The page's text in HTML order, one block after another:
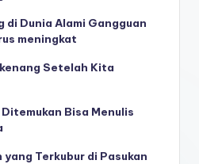
di Dunia Alami Gangguan
meningkat
Setelah Kita
Bisa Menulis
yang Terkubur di Pasukan